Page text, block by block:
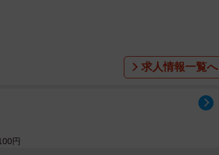
が花の霊力を信じた出来事」という語りから始ま
「どしたの、それ」と尋ねると、古谷は「お客さ
りだと説明します。
求人情報一覧へ
円